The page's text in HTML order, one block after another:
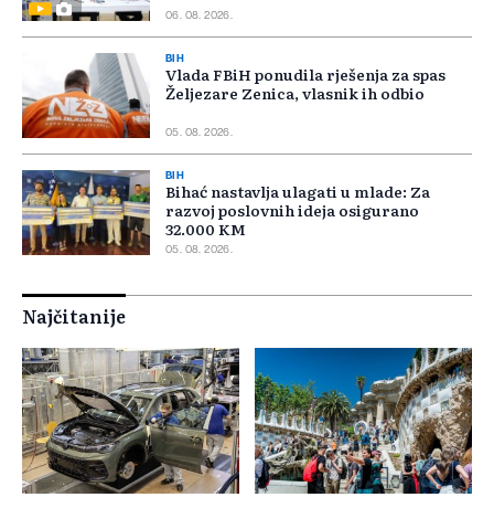
06. 08. 2026.
BIH
Vlada FBiH ponudila rješenja za spas
Željezare Zenica, vlasnik ih odbio
05. 08. 2026.
BIH
Bihać nastavlja ulagati u mlade: Za
razvoj poslovnih ideja osigurano
32.000 KM
05. 08. 2026.
Najčitanije